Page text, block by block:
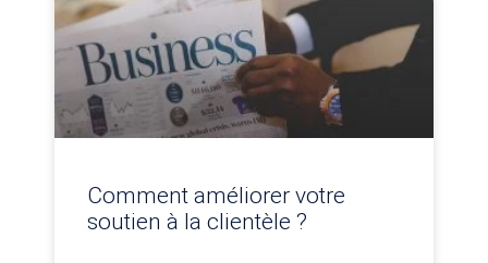
Comment améliorer votre
soutien à la clientèle ?